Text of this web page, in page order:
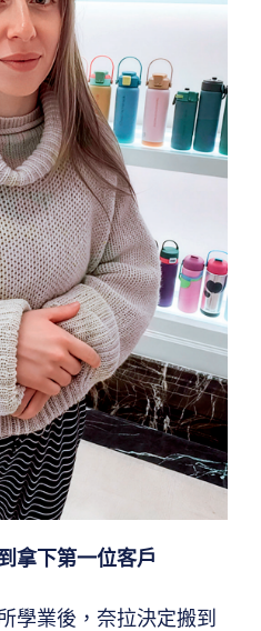
拿下第一位客戶
學業後，奈拉決定搬到